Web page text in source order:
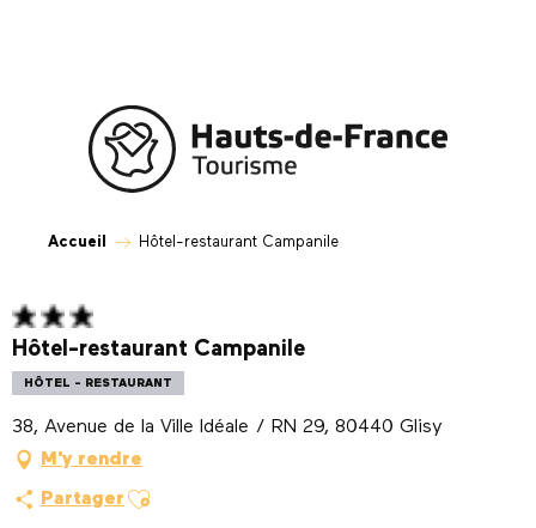
Accueil Hôtel-restaurant Campanile
Hôtel-restaurant Campanile
HÔTEL - RESTAURANT
38, Avenue de la Ville Idéale / RN 29, 80440 Glisy
M'y rendre
Partager Ajouter aux favoris